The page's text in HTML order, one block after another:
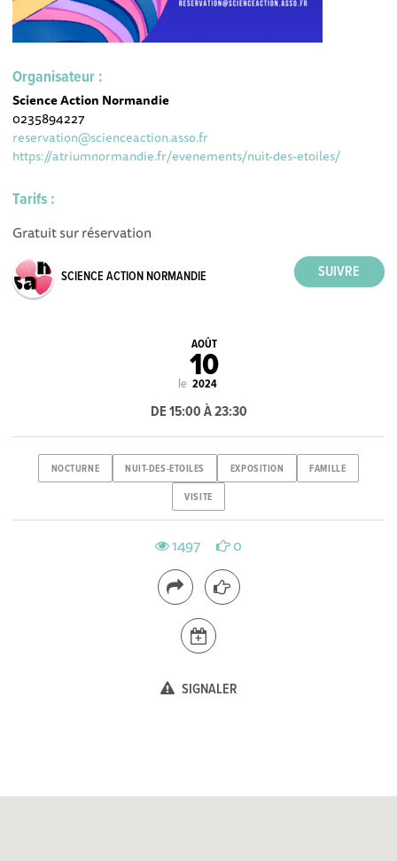
Organisateur :
Science Action Normandie
0235894227
reservation@scienceaction.asso.fr
https://atriumnormandie.fr/evenements/nuit-des-etoiles/
Tarifs :
Gratuit sur réservation
SCIENCE ACTION NORMANDIE
le
AOÛT
10
2024
DE 15:00 À 23:30
NOCTURNE NUIT-DES-ETOILES EXPOSITION FAMILLE
VISITE
1497 0
SIGNALER